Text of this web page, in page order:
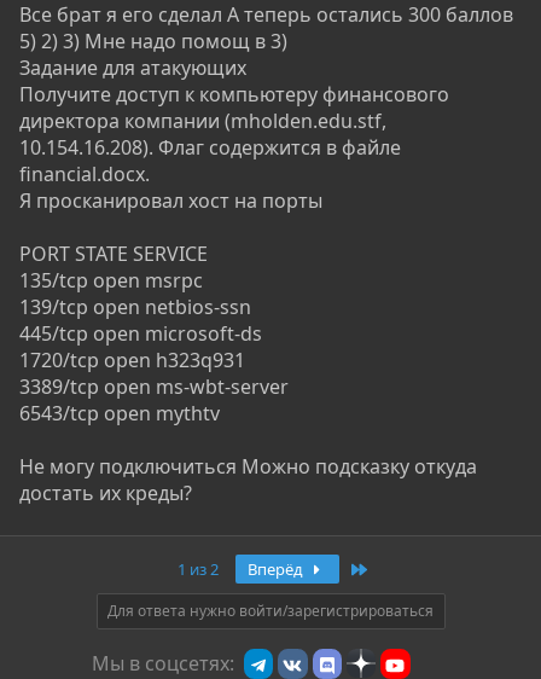
Все брат я его сделал А теперь остались 300 баллов
5) 2) 3) Мне надо помощ в 3)
Задание для атакующих
Получите доступ к компьютеру финансового
директора компании (mholden.edu.stf,
10.154.16.208). Флаг содержится в файле
financial.docx.
Я просканировал хост на порты
PORT STATE SERVICE
135/tcp open msrpc
139/tcp open netbios-ssn
445/tcp open microsoft-ds
1720/tcp open h323q931
3389/tcp open ms-wbt-server
6543/tcp open mythtv
Не могу подключиться Можно подсказку откуда
достать их креды?
1 из 2 Вперёд
Для ответа нужно войти/зарегистрироваться
Мы в соцсетях: